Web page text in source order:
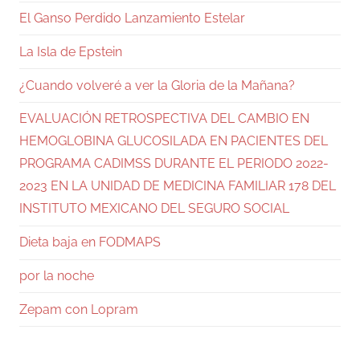
El Ganso Perdido Lanzamiento Estelar
La Isla de Epstein
¿Cuando volveré a ver la Gloria de la Mañana?
EVALUACIÓN RETROSPECTIVA DEL CAMBIO EN
HEMOGLOBINA GLUCOSILADA EN PACIENTES DEL
PROGRAMA CADIMSS DURANTE EL PERIODO 2022-
2023 EN LA UNIDAD DE MEDICINA FAMILIAR 178 DEL
INSTITUTO MEXICANO DEL SEGURO SOCIAL
Dieta baja en FODMAPS
por la noche
Zepam con Lopram